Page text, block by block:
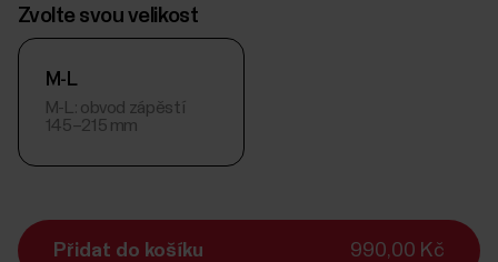
Zvolte svou velikost
M-L
M-L: obvod zápěstí
145–215 mm
Přidat do košíku 990,00 Kč